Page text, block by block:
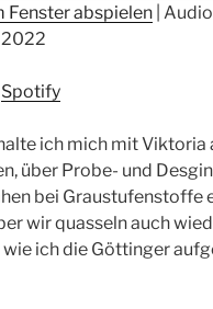
Fenster abspielen
2022
Spotify
ich mich mit Viktoria
über Probe- und
bei Graustufenstoffe
wir quasseln auch
ich die Göttinger